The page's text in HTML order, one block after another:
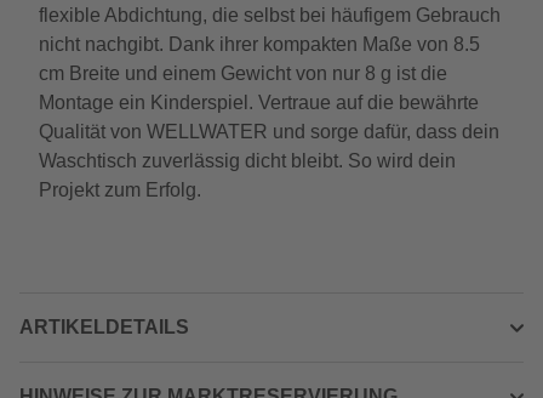
flexible Abdichtung, die selbst bei häufigem Gebrauch
nicht nachgibt. Dank ihrer kompakten Maße von 8.5
cm Breite und einem Gewicht von nur 8 g ist die
Montage ein Kinderspiel. Vertraue auf die bewährte
Qualität von WELLWATER und sorge dafür, dass dein
Waschtisch zuverlässig dicht bleibt. So wird dein
Projekt zum Erfolg.
ARTIKELDETAILS